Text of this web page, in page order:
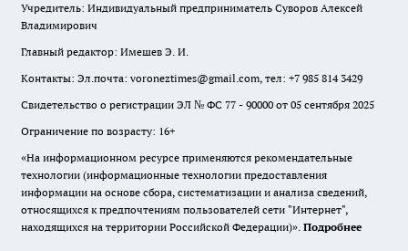
Учредитель: Индивидуальный предприниматель Суворов Алексей
Владимирович
Главный редактор: Имешев Э. И.
Контакты: Эл.почта: voroneztimes@gmail.com, тел: +7 985 814 3429
Свидетельство о регистрации ЭЛ № ФС 77 - 90000 от 05 сентября 2025
Ограничение по возрасту: 16+
«На информационном ресурсе применяются рекомендательные
технологии (информационные технологии предоставления
информации на основе сбора, систематизации и анализа сведений,
относящихся к предпочтениям пользователей сети "Интернет",
находящихся на территории Российской Федерации)». Подробнее